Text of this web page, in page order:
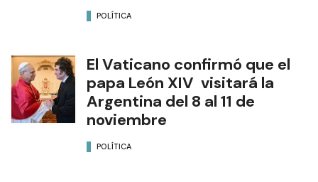
POLÍTICA
El Vaticano confirmó que el
papa León XIV visitará la
Argentina del 8 al 11 de
noviembre
POLÍTICA